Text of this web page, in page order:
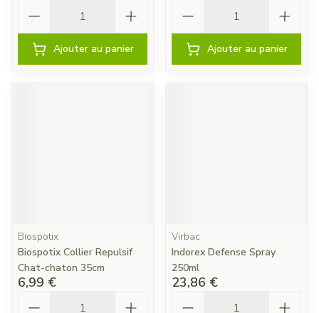
Ajouter au panier Ajouter au panier
Biospotix
Biospotix Collier Repulsif
Chat-chaton 35cm
6,99 €
Virbac
Indorex Defense Spray
250ml
23,86 €